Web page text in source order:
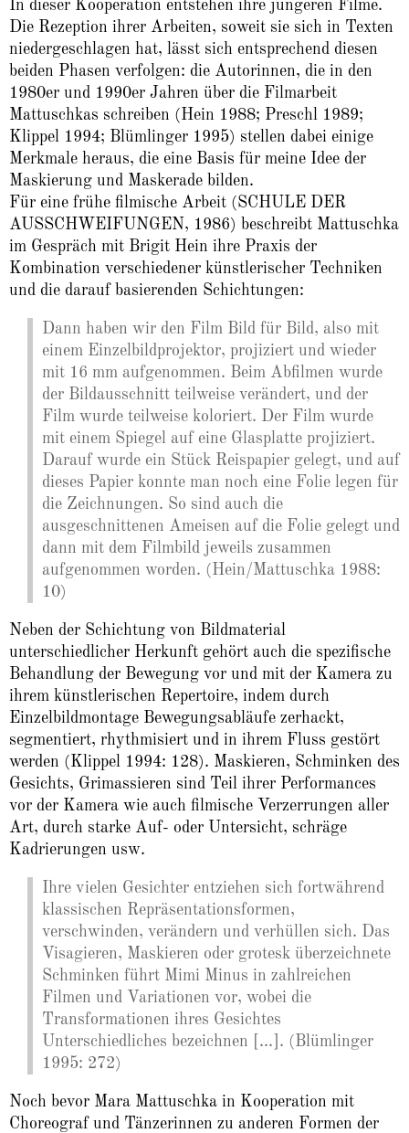
In dieser Kooperation entstehen ihre jüngeren Filme.
Die Rezeption ihrer Arbeiten, soweit sie sich in Texten
niedergeschlagen hat, lässt sich entsprechend diesen
beiden Phasen verfolgen: die Autorinnen, die in den
1980er und 1990er Jahren über die Filmarbeit
Mattuschkas schreiben (Hein 1988; Preschl 1989;
Klippel 1994; Blümlinger 1995) stellen dabei einige
Merkmale heraus, die eine Basis für meine Idee der
Maskierung und Maskerade bilden.
Für eine frühe filmische Arbeit (SCHULE DER
AUSSCHWEIFUNGEN, 1986) beschreibt Mattuschka
im Gespräch mit Brigit Hein ihre Praxis der
Kombination verschiedener künstlerischer Techniken
und die darauf basierenden Schichtungen:
Dann haben wir den Film Bild für Bild, also mit
einem Einzelbildprojektor, projiziert und wieder
mit 16 mm aufgenommen. Beim Abfilmen wurde
der Bildausschnitt teilweise verändert, und der
Film wurde teilweise koloriert. Der Film wurde
mit einem Spiegel auf eine Glasplatte projiziert.
Darauf wurde ein Stück Reispapier gelegt, und auf
dieses Papier konnte man noch eine Folie legen für
die Zeichnungen. So sind auch die
ausgeschnittenen Ameisen auf die Folie gelegt und
dann mit dem Filmbild jeweils zusammen
aufgenommen worden. (Hein/Mattuschka 1988:
10)
Neben der Schichtung von Bildmaterial
unterschiedlicher Herkunft gehört auch die spezifische
Behandlung der Bewegung vor und mit der Kamera zu
ihrem künstlerischen Repertoire, indem durch
Einzelbildmontage Bewegungsabläufe zerhackt,
segmentiert, rhythmisiert und in ihrem Fluss gestört
werden (Klippel 1994: 128). Maskieren, Schminken des
Gesichts, Grimassieren sind Teil ihrer Performances
vor der Kamera wie auch filmische Verzerrungen aller
Art, durch starke Auf- oder Untersicht, schräge
Kadrierungen usw.
Ihre vielen Gesichter entziehen sich fortwährend
klassischen Repräsentationsformen,
verschwinden, verändern und verhüllen sich. Das
Visagieren, Maskieren oder grotesk überzeichnete
Schminken führt Mimi Minus in zahlreichen
Filmen und Variationen vor, wobei die
Transformationen ihres Gesichtes
Unterschiedliches bezeichnen [...]. (Blümlinger
1995: 272)
Noch bevor Mara Mattuschka in Kooperation mit
Choreograf und Tänzerinnen zu anderen Formen der